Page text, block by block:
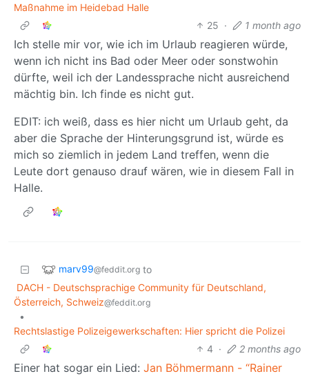
Maßnahme im Heidebad Halle
25 · 1 month ago
Ich stelle mir vor, wie ich im Urlaub reagieren würde,
wenn ich nicht ins Bad oder Meer oder sonstwohin
dürfte, weil ich der Landessprache nicht ausreichend
mächtig bin. Ich finde es nicht gut.
EDIT: ich weiß, dass es hier nicht um Urlaub geht, da
aber die Sprache der Hinterungsgrund ist, würde es
mich so ziemlich in jedem Land treffen, wenn die
Leute dort genauso drauf wären, wie in diesem Fall in
Halle.
marv99@feddit.org to
DACH - Deutschsprachige Community für Deutschland,
Österreich, Schweiz@feddit.org
•
Rechtslastige Polizeigewerkschaften: Hier spricht die Polizei
4 · 2 months ago
Einer hat sogar ein Lied: Jan Böhmermann - “Rainer